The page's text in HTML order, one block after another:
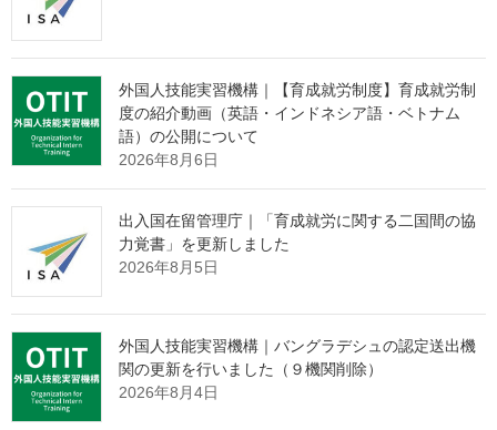
※官邸ホームページにリンクします。
【民事調停・債務整理】
令和６年能登半島地震の被災者である相続人の方々へ
・令和６年能登半島地震により借金等の返済が困難となった被災
者の方へ
【登記関係】
令和６年能登半島地震により土地・建物の権利証（登記済証・
外国人技能実習機構｜【育成就労制度】育成就労制
度の紹介動画（英語・インドネシア語・ベトナム
語）の公開について
2026年8月6日
出入国在留管理庁｜「育成就労に関する二国間の協
力覚書」を更新しました
2026年8月5日
外国人技能実習機構｜バングラデシュの認定送出機
関の更新を行いました（９機関削除）
2026年8月4日